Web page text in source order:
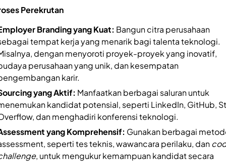
Perekrutan
Branding yang Kuat: Bangun citra perusahaan
tempat kerja yang menarik bagi talenta teknologi.
dengan menyoroti proyek-proyek yang inovatif,
perusahaan yang unik, dan kesempatan
karir.
yang Aktif: Manfaatkan berbagai saluran untuk
kandidat potensial, seperti LinkedIn, GitHub,
dan menghadiri konferensi teknologi.
yang Komprehensif: Gunakan berbagai
seperti tes teknis, wawancara perilaku, dan
, untuk mengukur kemampuan kandidat secara